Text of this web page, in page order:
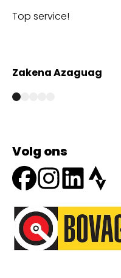
Top service!
Zakena Azaguag
Volg ons
Onze partners